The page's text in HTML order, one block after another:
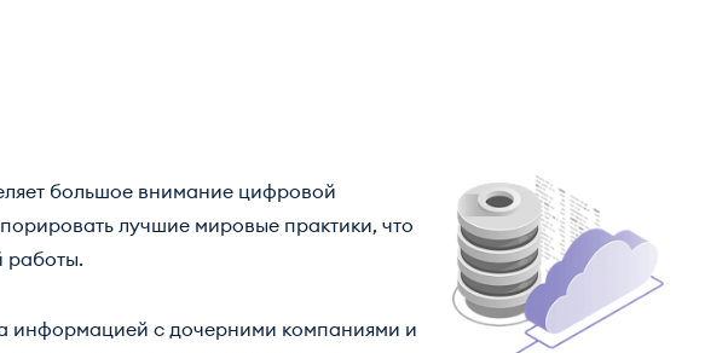
большое внимание цифровой
лучшие мировые практики, что
работы.
информацией с дочерними компаниями и